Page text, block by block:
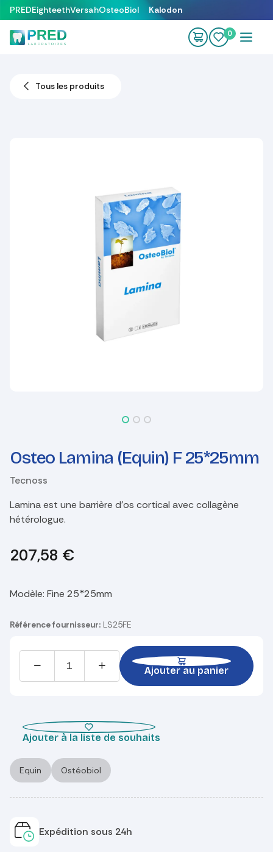
Se rendre au contenu
PREDEighteethVersahOsteoBiol Kalodon
0
Tous les produits
Osteo Lamina (Equin) F 25*25mm
Tecnoss
Lamina est une barrière d'os cortical avec collagène
hétérologue.
207,58 €
Modèle: Fine 25*25mm
Référence fournisseur: LS25FE
Ajouter au panier
Ajouter à la liste de souhaits
Equin Ostéobiol
Expédition sous 24h